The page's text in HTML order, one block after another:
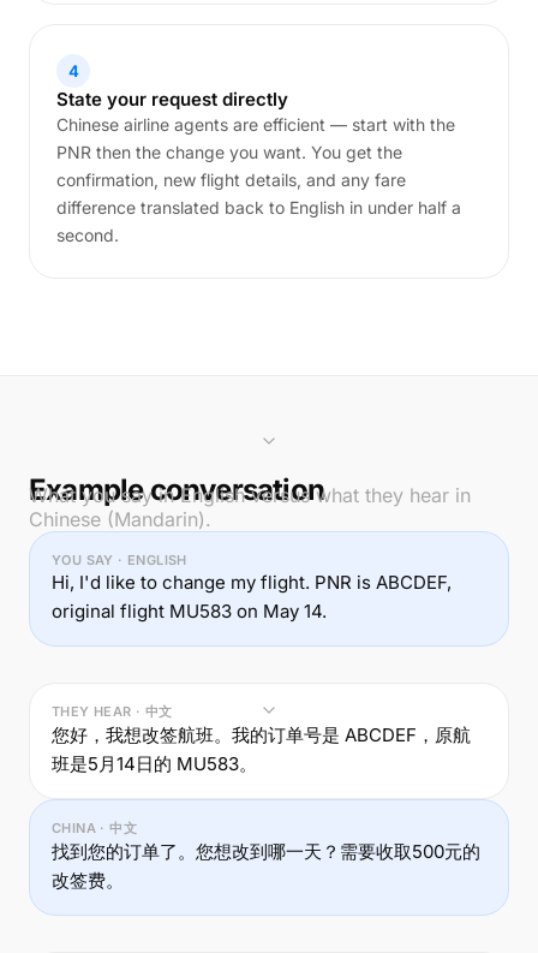
4
State your request directly
Chinese airline agents are efficient — start with the
PNR then the change you want. You get the
confirmation, new flight details, and any fare
difference translated back to English in under half a
second.
Example conversation
What you say in English versus what they hear in
Chinese (Mandarin).
YOU SAY · ENGLISH
Hi, I'd like to change my flight. PNR is ABCDEF,
original flight MU583 on May 14.
THEY HEAR · 中文
您好，我想改签航班。我的订单号是 ABCDEF，原航
班是5月14日的 MU583。
CHINA · 中文
找到您的订单了。您想改到哪一天？需要收取500元的
改签费。